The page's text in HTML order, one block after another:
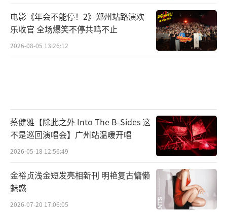
电影《年会不能停！2》郑州站路演欢
乐收官 全场爆笑不停共鸣不止
2026-08-05 13:26:12
蔡健雅【除此之外 Into The B-Sides 这
不是巡回演唱会】广州站温暖开唱
2026-05-18 12:56:49
金裕贞浅金短发亮相新刊 明艳复古慵懒
魅惑
2026-07-20 17:06:05